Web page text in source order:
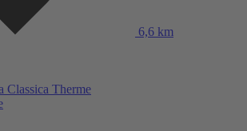
6,6 km
Classica Therme